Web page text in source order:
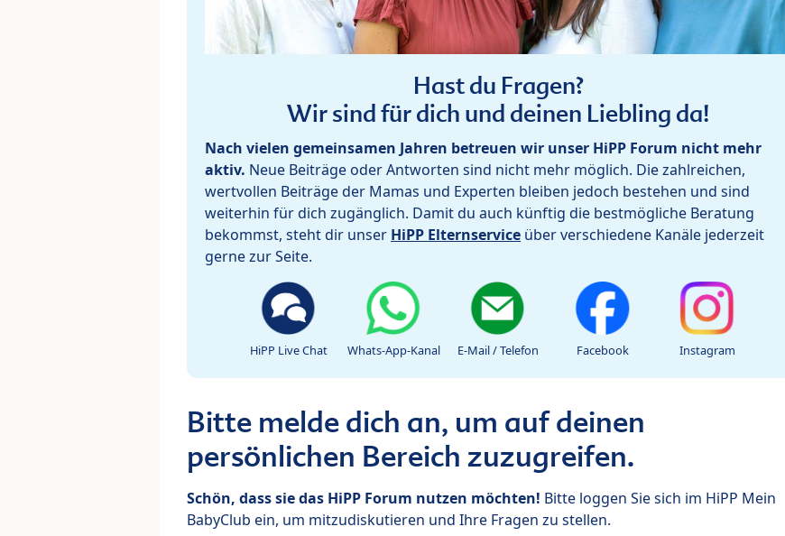
Hast du Fragen?
Wir sind für dich und deinen Liebling da!
Nach vielen gemeinsamen Jahren betreuen wir unser HiPP Forum nicht mehr
aktiv. Neue Beiträge oder Antworten sind nicht mehr möglich. Die zahlreichen,
wertvollen Beiträge der Mamas und Experten bleiben jedoch bestehen und sind
weiterhin für dich zugänglich. Damit du auch künftig die bestmögliche Beratung
bekommst, steht dir unser HiPP Elternservice über verschiedene Kanäle jederzeit
gerne zur Seite.
HiPP Live Chat Whats-App-Kanal E-Mail / Telefon Facebook Instagram
Bitte melde dich an, um auf deinen
persönlichen Bereich zuzugreifen.
Schön, dass sie das HiPP Forum nutzen möchten! Bitte loggen Sie sich im HiPP Mein
BabyClub ein, um mitzudiskutieren und Ihre Fragen zu stellen.